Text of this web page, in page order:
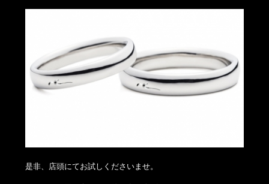
是非、店頭にてお試しくださいませ。